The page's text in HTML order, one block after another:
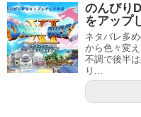
のんびり
をアップ
ネタバレ多
から色々変
不調で後半
り...